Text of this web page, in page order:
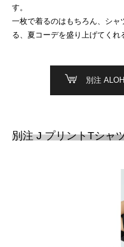
す。
一枚で着るのはもちろん、シャ
る、夏コーデを盛り上げてくれ
別注
別注 J プリントTシャ